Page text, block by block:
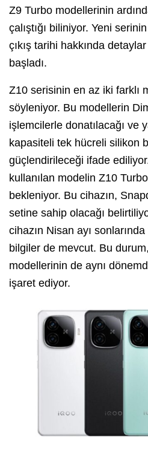
Z9 Turbo modellerinin
çalıştığı biliniyor. Yeni
çıkış tarihi hakkında
başladı.
Z10 serisinin en az iki farklı
söyleniyor. Bu modellerin
işlemcilerle donatılacağı ve
kapasiteli tek hücreli silikon
güçlendirileceği ifade
kullanılan modelin Z10
bekleniyor. Bu cihazın,
setine sahip olacağı
cihazın Nisan ayı sonlarında
bilgiler de mevcut. Bu
modellerinin de aynı
işaret ediyor.